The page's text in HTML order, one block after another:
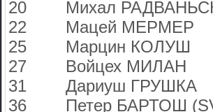
20 Михал
22 Мацей МЕРМЕР
25 Марцин КОЛУШ
27 Войцех МИЛАН
31 Дариуш ГРУШКА
36 Петер БАРТОШ